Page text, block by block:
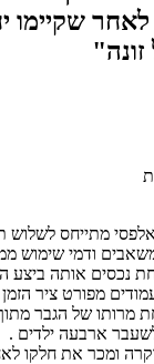
שקיימו
מתייחס לשלוש
משאבים ודמי שימוש
נכסים אותה ביצע
הדין שחולש על 37 עמודים
מרותו של הגבר
ארבעה ילדים .
ומכר את חלקו